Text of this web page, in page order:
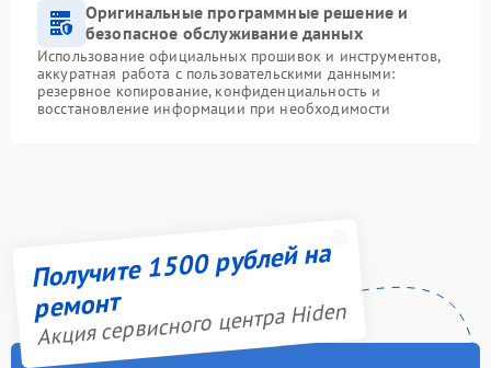
Оригинальные программные решение и
безопасное обслуживание данных
Использование официальных прошивок и инструментов,
аккуратная работа с пользовательскими данными:
резервное копирование, конфиденциальность и
восстановление информации при необходимости
Получите 1500 рублей на
ремонт
Акция сервисного центра Hiden